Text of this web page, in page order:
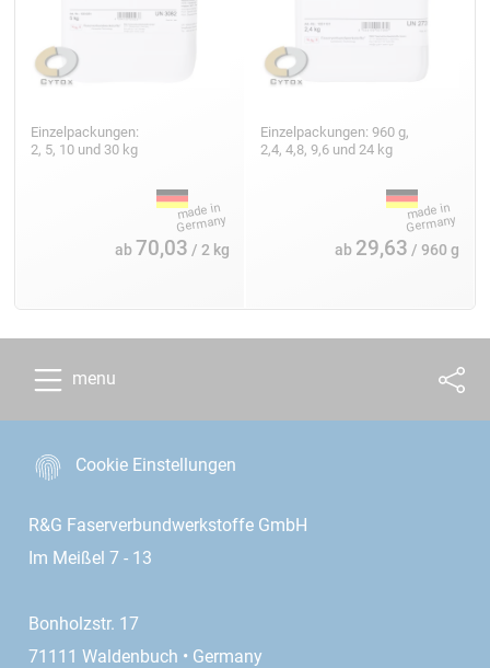
Einzelpackungen:
2, 5, 10 und 30 kg
ab 70,03 / 2 kg
Einzelpackungen: 960 g,
2,4, 4,8, 9,6 und 24 kg
ab 29,63 / 960 g
menu
Cookie Einstellungen
R&G Faserverbundwerkstoffe GmbH
Im Meißel 7 - 13
Bonholzstr. 17
71111 Waldenbuch • Germany